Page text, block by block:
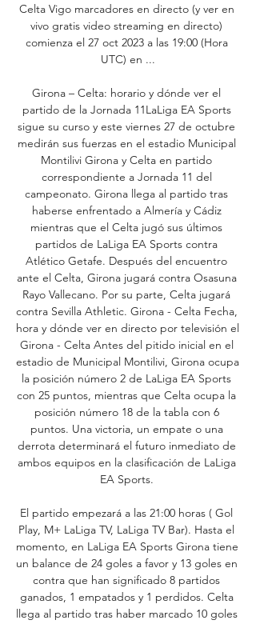
Celta Vigo marcadores en directo (y ver en
vivo gratis video streaming en directo)
comienza el 27 oct 2023 a las 19:00 (Hora
UTC) en ...
Girona – Celta: horario y dónde ver el
partido de la Jornada 11LaLiga EA Sports
sigue su curso y este viernes 27 de octubre
medirán sus fuerzas en el estadio Municipal
Montilivi Girona y Celta en partido
correspondiente a Jornada 11 del
campeonato. Girona llega al partido tras
haberse enfrentado a Almería y Cádiz
mientras que el Celta jugó sus últimos
partidos de LaLiga EA Sports contra
Atlético Getafe. Después del encuentro
ante el Celta, Girona jugará contra Osasuna
Rayo Vallecano. Por su parte, Celta jugará
contra Sevilla Athletic. Girona - Celta Fecha,
hora y dónde ver en directo por televisión el
Girona - Celta Antes del pitido inicial en el
estadio de Municipal Montilivi, Girona ocupa
la posición número 2 de LaLiga EA Sports
con 25 puntos, mientras que Celta ocupa la
posición número 18 de la tabla con 6
puntos. Una victoria, un empate o una
derrota determinará el futuro inmediato de
ambos equipos en la clasificación de LaLiga
EA Sports.
El partido empezará a las 21:00 horas ( Gol
Play, M+ LaLiga TV, LaLiga TV Bar). Hasta el
momento, en LaLiga EA Sports Girona tiene
un balance de 24 goles a favor y 13 goles en
contra que han significado 8 partidos
ganados, 1 empatados y 1 perdidos. Celta
llega al partido tras haber marcado 10 goles